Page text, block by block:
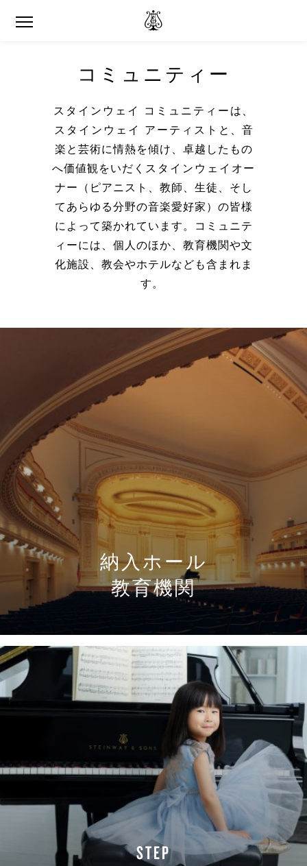
コミュニティー
スタインウェイ コミュニティーは、
スタインウェイ アーティスト と、 音
楽と芸術に情熱を傾け、卓越したもの
へ価値観をいだく スタインウェイ オー
ナー（ピアニスト、教師、生徒、そし
てあらゆる分野の音楽愛好家）の皆様
によって築かれています。コミュニテ
ィーには、個人のほか、教育機関や文
化施設、教会やホテルなども含まれま
す。
納入ホール
教育機関
STEP